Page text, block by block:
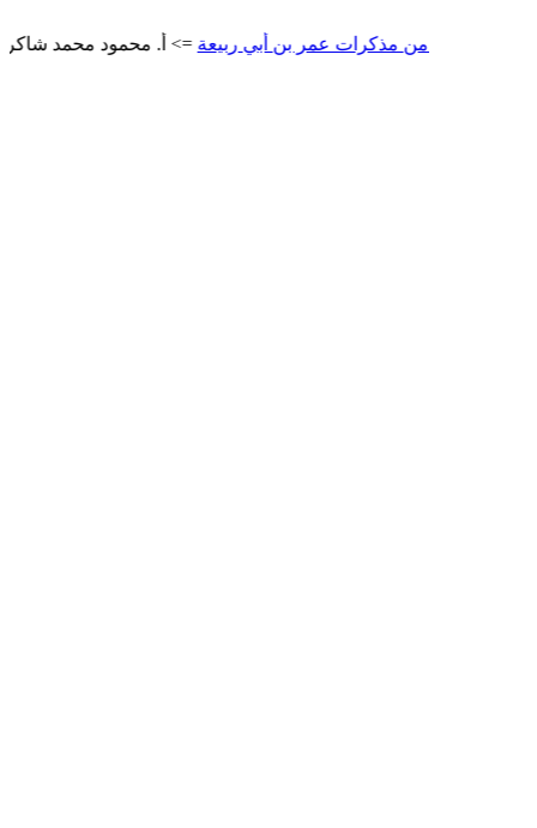
المتنبي
من مذكرات عمر بن أبي ربيعة=> أ. محمود محمد شاكر